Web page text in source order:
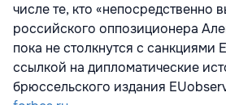
числе те, кто «непосредственно
российского оппозиционера
пока не столкнутся с санкциями
ссылкой на дипломатические
брюссельского издания